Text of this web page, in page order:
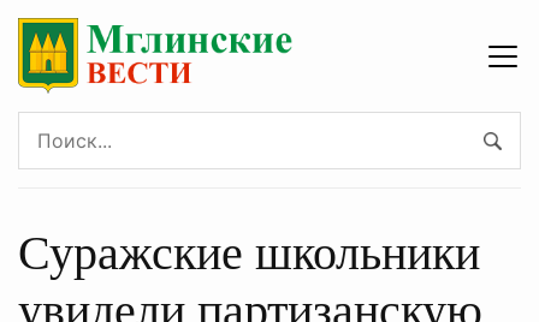
Суражские школьники
увидели партизанскую